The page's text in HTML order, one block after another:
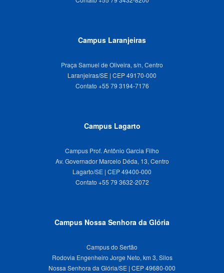
Campus Laranjeiras
Praça Samuel de Oliveira, s/n, Centro
Laranjeiras/SE | CEP 49170-000
Campus Lagarto
Campus Prof. Antônio Garcia Filho
Av. Governador Marcelo Déda, 13, Centro
Lagarto/SE | CEP 49400-000
Campus Nossa Senhora da Glória
Campus do Sertão
Rodovia Engenheiro Jorge Neto, km 3, Silos
Nossa Senhora da Glória/SE | CEP 49680-000